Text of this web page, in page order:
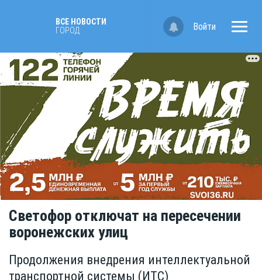
ВСЕ НОВОСТИ
ГОРОД
Войти
Светофор отключат на пересечении
воронежских улиц
Продолжения внедрения интеллектуальной
транспортной системы (ИТС)